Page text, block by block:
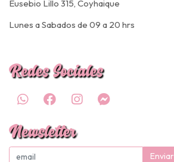
Eusebio Lillo 315, Coyhaique
Lunes a Sabados de 09 a 20 hrs
Redes Sociales
Newsletter
Enviar